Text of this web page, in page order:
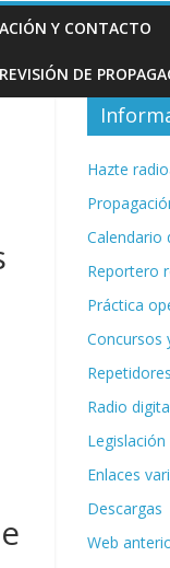
Y CONTACTO
DE
Hazte
Calendario
Reportero
Práctica
Concursos
Radio
Legislación
Enlaces
Descargas
Web